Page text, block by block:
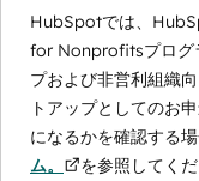
HubSpotでは、
for Nonprofitsプログ
プおよび非営利組織
トアップとしてのお
になるかを確認する場
ム。
を参照してく